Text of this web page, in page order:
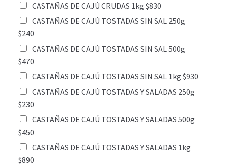
CASTAÑAS DE CAJÚ CRUDAS 1kg $830
CASTAÑAS DE CAJÚ TOSTADAS SIN SAL 250g
$240
CASTAÑAS DE CAJÚ TOSTADAS SIN SAL 500g
$470
CASTAÑAS DE CAJÚ TOSTADAS SIN SAL 1kg $930
CASTAÑAS DE CAJÚ TOSTADAS Y SALADAS 250g
$230
CASTAÑAS DE CAJÚ TOSTADAS Y SALADAS 500g
$450
CASTAÑAS DE CAJÚ TOSTADAS Y SALADAS 1kg
$890